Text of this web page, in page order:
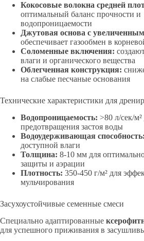
Кокосовые волокна средней
оптимальный баланс прочности и
водопроницаемости
Джутовая основа с
обеспечивает газообмен в
Соломенные включения:
влаги и органического вещества
Облегченная конструкция:
на слабые песчаные основания
Технические характеристики для
Водопроницаемость: >80 л/сек/м²
предотвращения застоя воды
Водоудерживающая способность:
доступной влаги
Толщина: 8-10 мм для
защиты и аэрации
Плотность: 350-450 г/м² для
мульчирования
Засухоустойчивые семенные смеси
Специально адаптированные
для успешного приживания в